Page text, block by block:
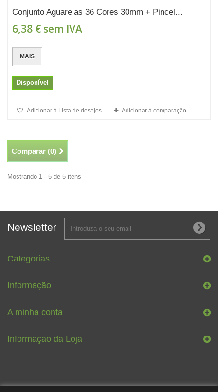
Conjunto Aguarelas 36 Cores 30mm + Pincel...
6,38 € sem IVA
MAIS
Disponível
Adicionar à Lista de desejos Adicionar à comparação
Comparar (0)
Mostrando 1 - 5 de 5 itens
Newsletter
Categorias
Informação
A minha conta
Informação da Loja